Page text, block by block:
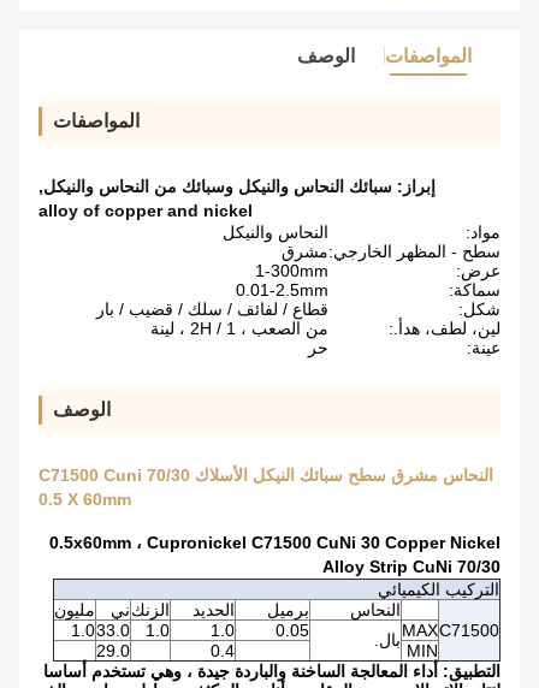
المواصفات الوصف
المواصفات
إبراز: سبائك النحاس والنيكل وسبائك من النحاس والنيكل,
alloy of copper and nickel
مواد:
النحاس والنيكل
سطح - المظهر الخارجي:مشرق
عرض:
1-300mm
سماكة:
0.01-2.5mm
شكل:
قطاع / لفائف / سلك / قضيب / بار
لين، لطف، هدأ.:
من الصعب ، 1 / ​​2H ، لينة
عينة:
حر
الوصف
النحاس مشرق سطح سبائك النيكل الأسلاك C71500 Cuni 70/30
0.5 X 60mm
0.5x60mm ، Cupronickel C71500 CuNi 30 Copper Nickel
Alloy Strip CuNi 70/30
التركيب الكيميائي
C71500
النحاس برميل الحديد الزنكني
مليون
MAXبال. 0.05
1.0
1.0
33.0
1.0
MIN
0.4
29.0
التطبيق: أداء المعالجة الساخنة والباردة جيدة ، وهي تستخدم أساسا